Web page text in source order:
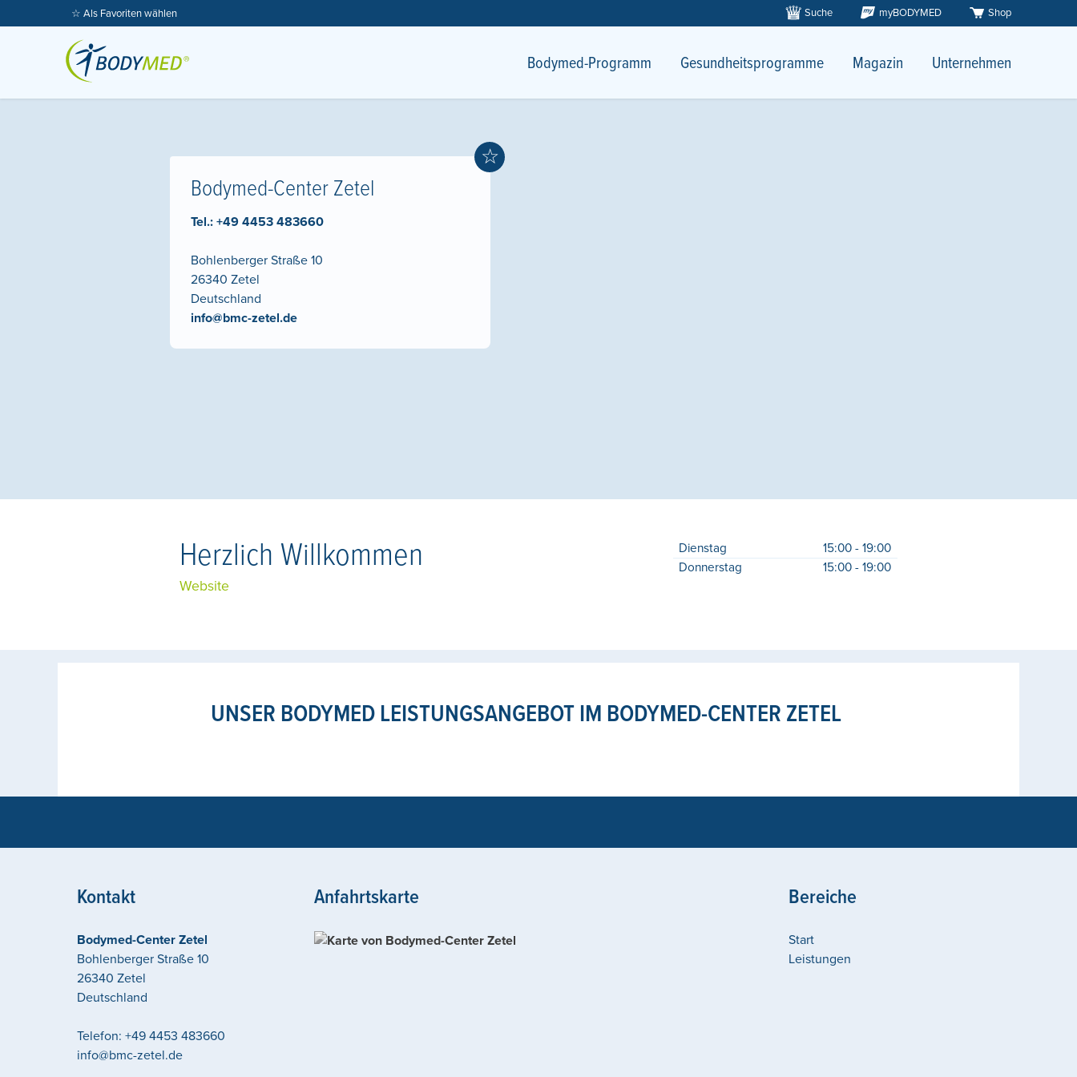
☆ Als Favoriten wählen Suche myBODYMED Shop
Bodymed-Programm Gesundheitsprogramme Magazin Unternehmen
☆
Bodymed-Center Zetel
Tel.: +49 4453 483660
Bohlenberger Straße 10
26340 Zetel
Deutschland
info@bmc-zetel.de
Herzlich Willkommen
Website
Dienstag
15:00 - 19:00
Donnerstag
15:00 - 19:00
UNSER BODYMED LEISTUNGSANGEBOT IM BODYMED-CENTER ZETEL
Kontakt
Bodymed-Center Zetel
Bohlenberger Straße 10
26340 Zetel
Deutschland
Telefon: +49 4453 483660
info@bmc-zetel.de
Anfahrtskarte Bereiche
Start
Leistungen